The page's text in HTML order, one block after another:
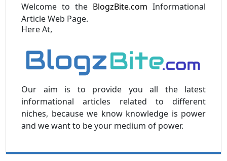
Welcome to the BlogzBite.com Informational
Article Web Page.
Here At,
Our aim is to provide you all the latest
informational articles related to different
niches, because we know knowledge is power
and we want to be your medium of power.